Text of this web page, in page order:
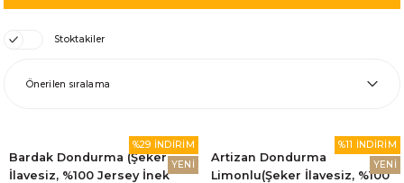
Stoktakiler
%29 İNDİRİM
YENİ
Bardak Dondurma (Şeker
İlavesiz, %100 Jersey İnek
%11 İNDİRİM
YENİ
Artizan Dondurma
Limonlu(Şeker İlavesiz, %100